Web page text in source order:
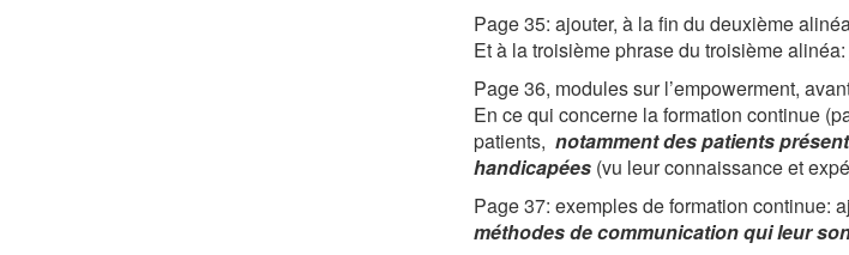
Page 35: ajouter, à la fin du deuxième
Et à la troisième phrase du troisième alinéa:
Page 36, modules sur l’empowerment,
En ce qui concerne la formation continue
patients, notamment des patients
handicapées(vu leur connaissance et
Page 37: exemples de formation continue:
méthodes de communication qui leur